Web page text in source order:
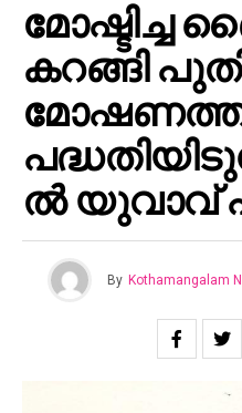
മോഷ്ടിച്ച
കറങ്ങി
ൽ യുവാവ്
By Kothamangalam